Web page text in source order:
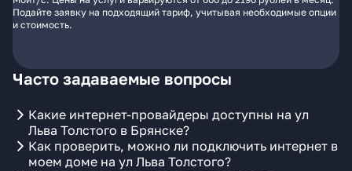
Подайте заявку на подходящий тариф, учитывая необходимые опции
и стоимость.
Часто задаваемые вопросы
Какие интернет-провайдеры доступны на ул
Льва Толстого в Брянске?
Как проверить, можно ли подключить интернет в
моем доме на ул Льва Толстого?